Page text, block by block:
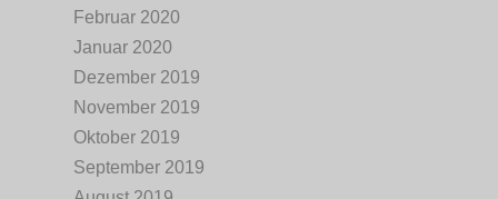
Februar 2020
Januar 2020
Dezember 2019
November 2019
Oktober 2019
September 2019